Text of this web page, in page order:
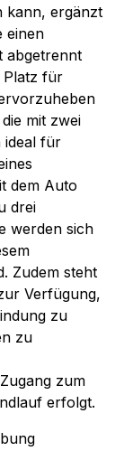
kann, ergänzt
einen
abgetrennt
Platz für
mit zwei
ideal für
dem Auto
drei
werden sich
Zudem steht
Verfügung,
zu
zu
zum
erfolgt.